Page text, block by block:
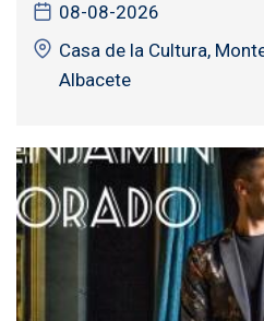
08-08-2026
Casa de la Cultura,
Albacete